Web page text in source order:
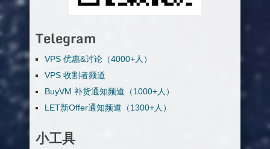
Telegram
VPS 优惠&讨论（4000+人）
VPS 收割者频道
BuyVM 补货通知频道（1000+人）
LET新Offer通知频道（1300+人）
小工具